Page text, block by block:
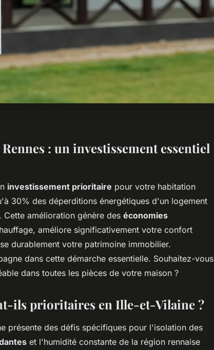
: un investissement essentiel
investissement prioritaire pour votre habitation
30% des déperditions énergétiques d'un logement
amélioration génère des économies
améliore significativement votre confort
durablement votre patrimoine immobilier.
dans cette démarche essentielle. Souhaitez-vous
dans toutes les pièces de votre maison ?
ils prioritaires en Ille-et-Vilaine ?
présente des défis spécifiques pour l'isolation des
et l'humidité constante de la région rennaise